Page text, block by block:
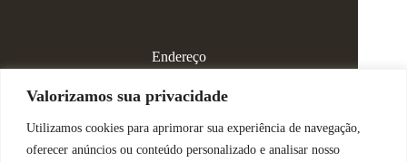
Valorizamos sua privacidade
Utilizamos cookies para aprimorar sua experiência de navegação,
oferecer anúncios ou conteúdo personalizado e analisar nosso
Endereço
Rua Rei Alberto, 108 / 705 - Centro - Juiz de Fora/MG
(32) 99829-3800 - Dra Eduarda